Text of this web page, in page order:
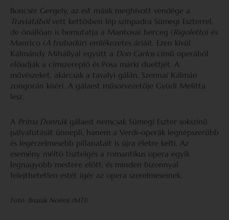
Boncsér Gergely, az est másik meghívott vendége a
Traviatábólvett kettősben lép színpadra Sümegi Eszterrel,
de önállóan is bemutatja a Mantovai herceg (Rigoletto) és
Manrico (A trubadúr ) emlékezetes áriáit. Ezen kívül
Kálmándy Mihállyal együtt a Don Carlos című operából
előadják a címszereplő és Posa márki duettjét. A
művészeket, akárcsak a tavalyi gálán, Szennai Kálmán
zongorán kíséri. A gálaest műsorvezetője Gyüdi Melitta
lesz.
A Príma Donnák gálaest nemcsak Sümegi Eszter sokszínű
pályafutását ünnepli, hanem a Verdi-operák legnépszerűbb
és legérzelmesebb pillanatait is újra életre kelti. Az
esemény méltó tisztelgés a romantikus opera egyik
legnagyobb mestere előtt, és minden bizonnyal
felejthetetlen estét ígér az opera szerelmeseinek.
Fotó: Bruzák Noémi (MTI)